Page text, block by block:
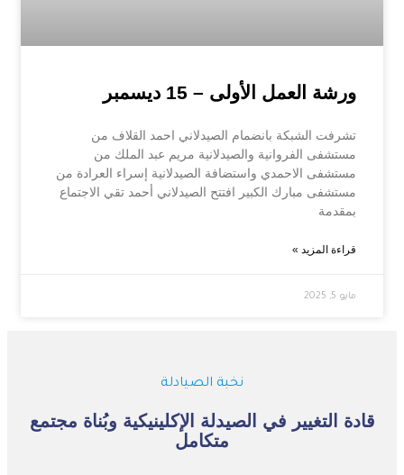
ورشة العمل الأولى – 15 ديسمبر
تشرفت الشبكة بانضمام الصيدلاني احمد القلاف من
مستشفى الفروانية والصيدلانية مريم عبد الملك من
مستشفى الاحمدي واستضافة الصيدلانية إسراء العرادة من
مستشفى مبارك الكبير افتتح الصيدلاني أحمد تقي الاجتماع
قراءة المزيد »
نخبة الصيادلة
التغيير في الصيدلة الإكلينيكية وبُناة مجتمع
متكامل